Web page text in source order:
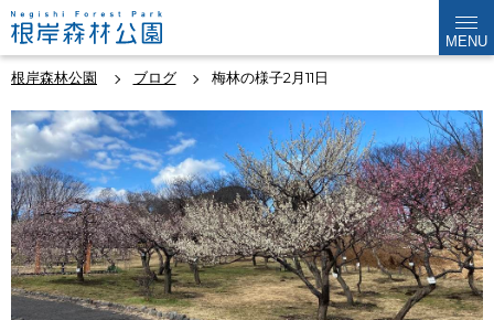
MENU
根岸森林公園 ブログ 梅林の様子2月11日